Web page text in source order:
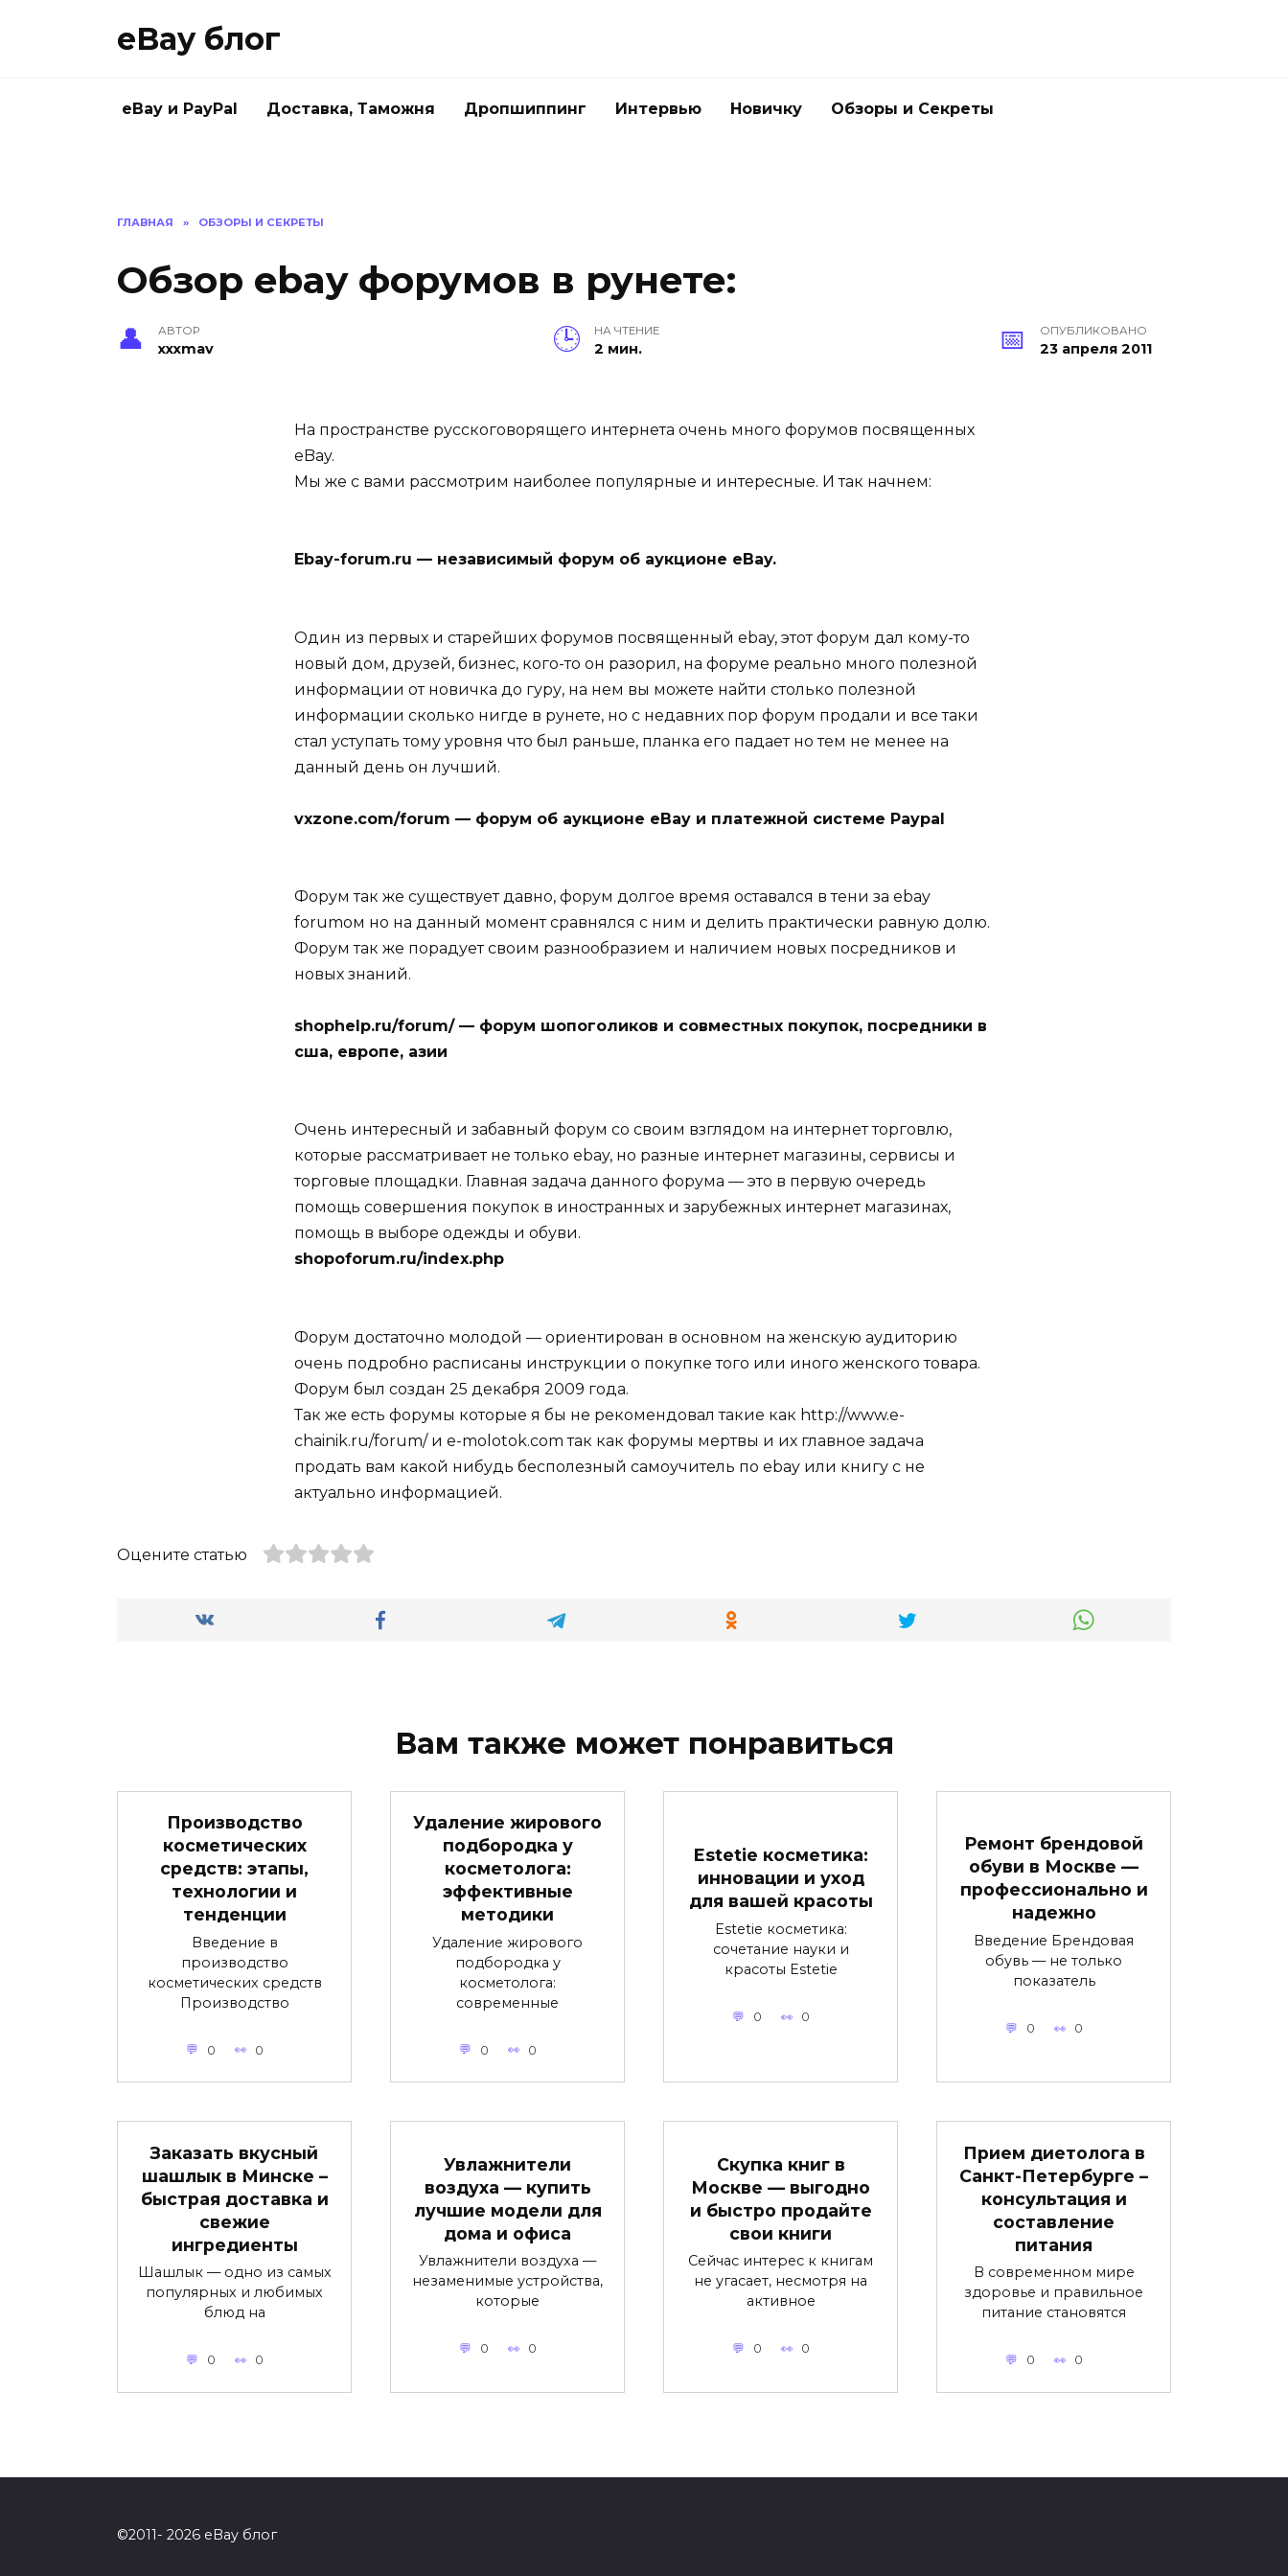
eBay блог
eBay и PayPal Доставка, Таможня Дропшиппинг Интервью Новичку Обзоры и Секреты
ГЛАВНАЯ » ОБЗОРЫ И СЕКРЕТЫ
Обзор ebay форумов в рунете:
АВТОР
xxxmav
НА ЧТЕНИЕ
2 мин.
ОПУБЛИКОВАНО
23 апреля 2011
На пространстве русскоговорящего интернета очень много форумов посвященных
eBay.
Мы же с вами рассмотрим наиболее популярные и интересные. И так начнем:
Ebay-forum.ru — независимый форум об аукционе eBay.
Один из первых и старейших форумов посвященный ebay, этот форум дал кому-то
новый дом, друзей, бизнес, кого-то он разорил, на форуме реально много полезной
информации от новичка до гуру, на нем вы можете найти столько полезной
информации сколько нигде в рунете, но с недавних пор форум продали и все таки
стал уступать тому уровня что был раньше, планка его падает но тем не менее на
данный день он лучший.
vxzone.com/forum — форум об аукционе eBay и платежной системе Paypal
Форум так же существует давно, форум долгое время оставался в тени за ebay
forumом но на данный момент сравнялся с ним и делить практически равную долю.
Форум так же порадует своим разнообразием и наличием новых посредников и
новых знаний.
shophelp.ru/forum/ — форум шопоголиков и совместных покупок, посредники в
сша, европе, азии
Очень интересный и забавный форум со своим взглядом на интернет торговлю,
которые рассматривает не только ebay, но разные интернет магазины, сервисы и
торговые площадки. Главная задача данного форума — это в первую очередь
помощь совершения покупок в иностранных и зарубежных интернет магазинах,
помощь в выборе одежды и обуви.
shopoforum.ru/index.php
Форум достаточно молодой — ориентирован в основном на женскую аудиторию
очень подробно расписаны инструкции о покупке того или иного женского товара.
Форум был создан 25 декабря 2009 года.
Так же есть форумы которые я бы не рекомендовал такие как http://www.e-
chainik.ru/forum/ и e-molotok.com так как форумы мертвы и их главное задача
продать вам какой нибудь бесполезный самоучитель по ebay или книгу с не
актуально информацией.
Оцените статью
Вам также может понравиться
Производство
косметических
средств: этапы,
технологии и
тенденции
Введение в
производство
косметических средств
Производство
0 0
Удаление жирового
подбородка у
косметолога:
эффективные
методики
Удаление жирового
подбородка у
косметолога:
современные
0 0
Estetie косметика:
инновации и уход
для вашей красоты
Estetie косметика:
сочетание науки и
красоты Estetie
0 0
Ремонт брендовой
обуви в Москве —
профессионально и
надежно
Введение Брендовая
обувь — не только
показатель
0 0
Заказать вкусный
шашлык в Минске –
быстрая доставка и
свежие
ингредиенты
Шашлык — одно из самых
популярных и любимых
блюд на
0 0
Увлажнители
воздуха — купить
лучшие модели для
дома и офиса
Увлажнители воздуха —
незаменимые устройства,
которые
0 0
Скупка книг в
Москве — выгодно
и быстро продайте
свои книги
Сейчас интерес к книгам
не угасает, несмотря на
активное
0 0
Прием диетолога в
Санкт-Петербурге –
консультация и
составление
питания
В современном мире
здоровье и правильное
питание становятся
0 0
©2011- 2026 eBay блог